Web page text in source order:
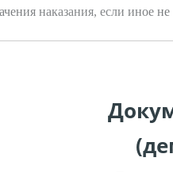
наказания, если иное